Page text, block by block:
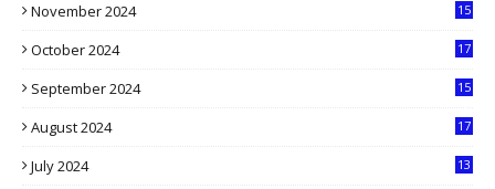
November 2024
15
October 2024
17
September 2024
15
August 2024
17
July 2024
13